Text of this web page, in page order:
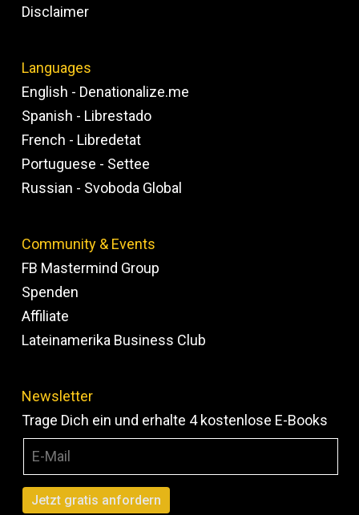
Disclaimer
Languages
English - Denationalize.me
Spanish - Librestado
French - Libredetat
Portuguese - Settee
Russian - Svoboda Global
Community & Events
FB Mastermind Group
Spenden
Affiliate
Lateinamerika Business Club
Newsletter
Trage Dich ein und erhalte 4 kostenlose E-Books